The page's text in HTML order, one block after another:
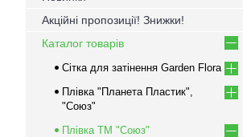
Акційні пропозиції! Знижки!
Каталог товарів
Сітка для затінення Garden Flora
Плівка "Планета Пластик",
"Союз"
Плівка ТМ "Союз"